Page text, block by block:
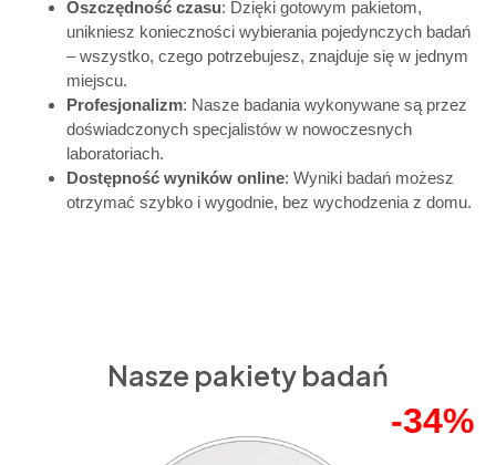
Oszczędność czasu: Dzięki gotowym pakietom,
unikniesz konieczności wybierania pojedynczych badań
– wszystko, czego potrzebujesz, znajduje się w jednym
miejscu.
Profesjonalizm: Nasze badania wykonywane są przez
doświadczonych specjalistów w nowoczesnych
laboratoriach.
Dostępność wyników online: Wyniki badań możesz
otrzymać szybko i wygodnie, bez wychodzenia z domu.
Nasze pakiety badań
-34%